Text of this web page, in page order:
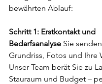
bewährten Ablauf:
Schritt 1: Erstkontakt und
Bedarfsanalyse Sie
Grundriss, Fotos und Ihre
Unser Team berät Sie zu
Stauraum und Budget –